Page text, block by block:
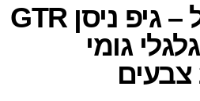
חדש בישראל – גיפ ניסן GTR
מקורית 12V גלגלי גומי